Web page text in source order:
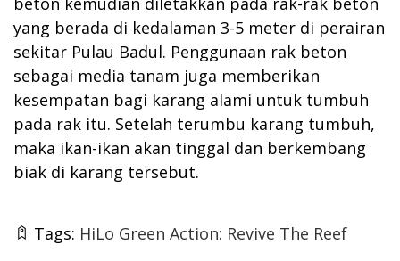
yang berada di kedalaman 3-5 meter di perairan
sekitar Pulau Badul. Penggunaan rak beton
sebagai media tanam juga memberikan
kesempatan bagi karang alami untuk tumbuh
pada rak itu. Setelah terumbu karang tumbuh,
maka ikan-ikan akan tinggal dan berkembang
biak di karang tersebut.
Tags: HiLo Green Action: Revive The Reef